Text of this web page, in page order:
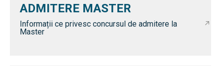
ADMITERE MASTER
Informații ce privesc concursul de admitere la
Master